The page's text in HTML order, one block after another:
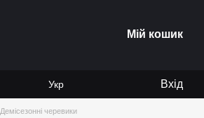
Мій кошик
Укр Вхід
Демісезонні черевики